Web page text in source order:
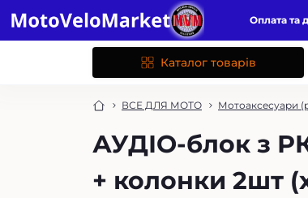
Оплата та
Каталог товарів
ВСЕ ДЛЯ МОТО Мотоаксесуари
АУДІО-блок з
+ колонки 2шт